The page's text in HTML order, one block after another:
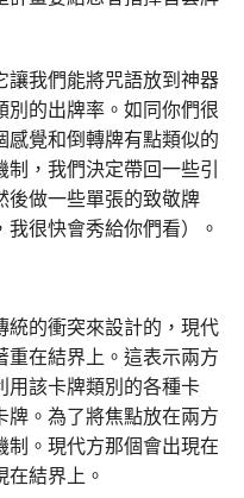
讓我們能將咒語放到神器
的出牌率。如同你們很
覺和倒轉牌有點類似的
，我們決定帶回一些引
後做一些單張的致敬牌
我很快會秀給你們看）。
統的衝突來設計的，現代
重在結界上。這表示兩方
用該卡牌類別的各種卡
牌。為了將焦點放在兩方
制。現代方那個會出現在
結界上。